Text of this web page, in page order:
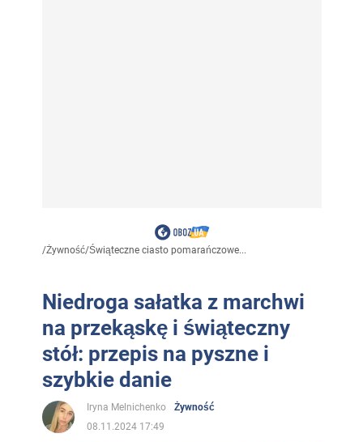
/Żywność/Świąteczne ciasto pomarańczowe...
Niedroga sałatka z marchwi
na przekąskę i świąteczny
stół: przepis na pyszne i
szybkie danie
Iryna Melnichenko
Żywność
08.11.2024 17:49